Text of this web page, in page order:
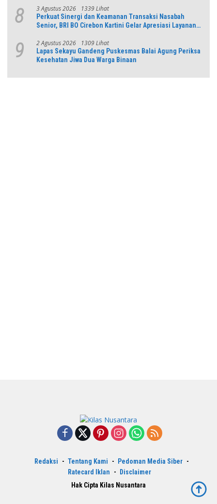
8 3 Agustus 2026 1339 Lihat
Perkuat Sinergi dan Keamanan Transaksi Nasabah
Senior, BRI BO Cirebon Kartini Gelar Apresiasi Layanan
9 2 Agustus 2026 1309 Lihat
Lapas Sekayu Gandeng Puskesmas Balai Agung Periksa
Kesehatan Jiwa Dua Warga Binaan
Redaksi Tentang Kami
Pedoman Media Siber
Ratecard Iklan
Disclaimer
Hak Cipta Kilas Nusantara